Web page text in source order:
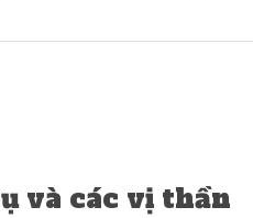
và các vị thần